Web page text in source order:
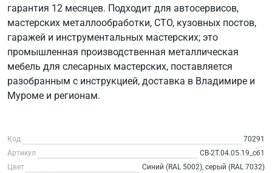
гарантия 12 месяцев. Подходит для автосервисов,
мастерских металлообработки, СТО, кузовных постов,
гаражей и инструментальных мастерских; это
промышленная производственная металлическая
мебель для слесарных мастерских, поставляется
разобранным с инструкцией, доставка в Владимире и
Муроме и регионам.
Код
70291
Артикул
СВ-2Т.04.05.19_сб1
Цвет
Синий (RAL 5002), серый (RAL 7032)